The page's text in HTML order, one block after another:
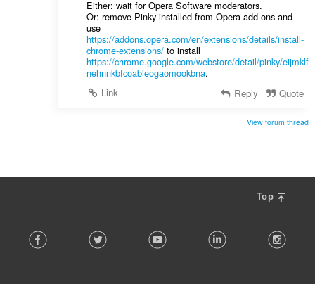
Either: wait for Opera Software moderators.
Or: remove Pinky installed from Opera add-ons and
use
https://addons.opera.com/en/extensions/details/install-
chrome-extensions/to install
https://chrome.google.com/webstore/detail/pinky/eijmklf
nehnnkbfcoabieogaomookbna.
Link
Reply Quote
View forum thread
Top
o Facebook Twitter Youtube LinkedIn